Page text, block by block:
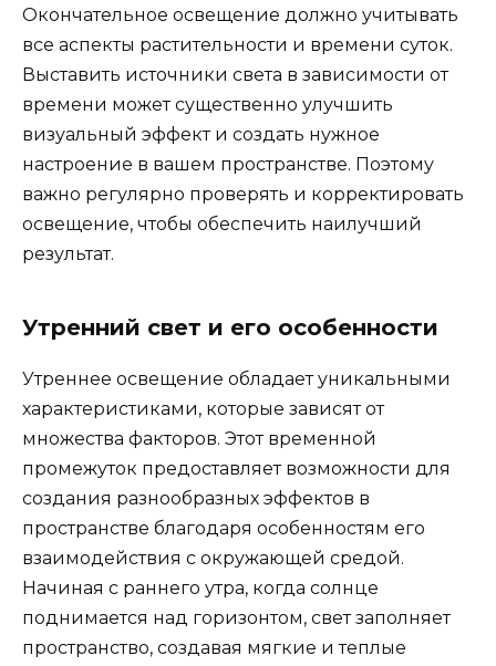
Окончательное освещение должно учитывать
все аспекты растительности и времени суток.
Выставить источники света в зависимости от
времени может существенно улучшить
визуальный эффект и создать нужное
настроение в вашем пространстве. Поэтому
важно регулярно проверять и корректировать
освещение, чтобы обеспечить наилучший
результат.
Утренний свет и его особенности
Утреннее освещение обладает уникальными
характеристиками, которые зависят от
множества факторов. Этот временной
промежуток предоставляет возможности для
создания разнообразных эффектов в
пространстве благодаря особенностям его
взаимодействия с окружающей средой.
Начиная с раннего утра, когда солнце
поднимается над горизонтом, свет заполняет
пространство, создавая мягкие и теплые